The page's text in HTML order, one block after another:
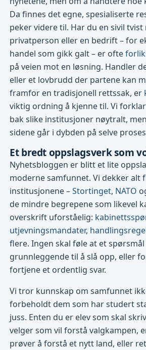
Da finnes det egne, spesialiserte
peker videre til. Har du en sivil tvist
privatperson eller en bedrift – for
handel som gikk galt – er ofte
på veien mot en løsning. Handler
eller et lovbrudd der partene kan
framfor en tradisjonell rettssak, er
viktig ordning å kjenne til. Vi
bak slike institusjoner nøytralt,
sidene går i dybden på selve
Et bredt oppslagsverk som
Nyhetsbloggen er blitt et lite
moderne samfunnet. Vi dekker alt
institusjonene –Stortinget, NATO
de mindre begrepene som likevel
overskrift uforståelig:
utjevningsmandater,
flere. Ingen skal føle at et
grunnleggende til å slå opp, eller
fortjene et ordentlig svar.
Vi tror kunnskap om samfunnet
forbeholdt dem som har studert
juss. Enten du er elev som skal
velger som vil forstå valgkampen,
prøver å forstå et nytt land, eller